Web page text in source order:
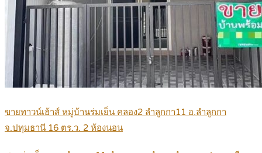
ขายทาวน์เฮ้าส์ หมู่บ้านร่มเย็น คลอง2 ลำลูกกา11 อ.ลำลูกกา
จ.ปทุมธานี 16 ตร.ว. 2 ห้องนอน